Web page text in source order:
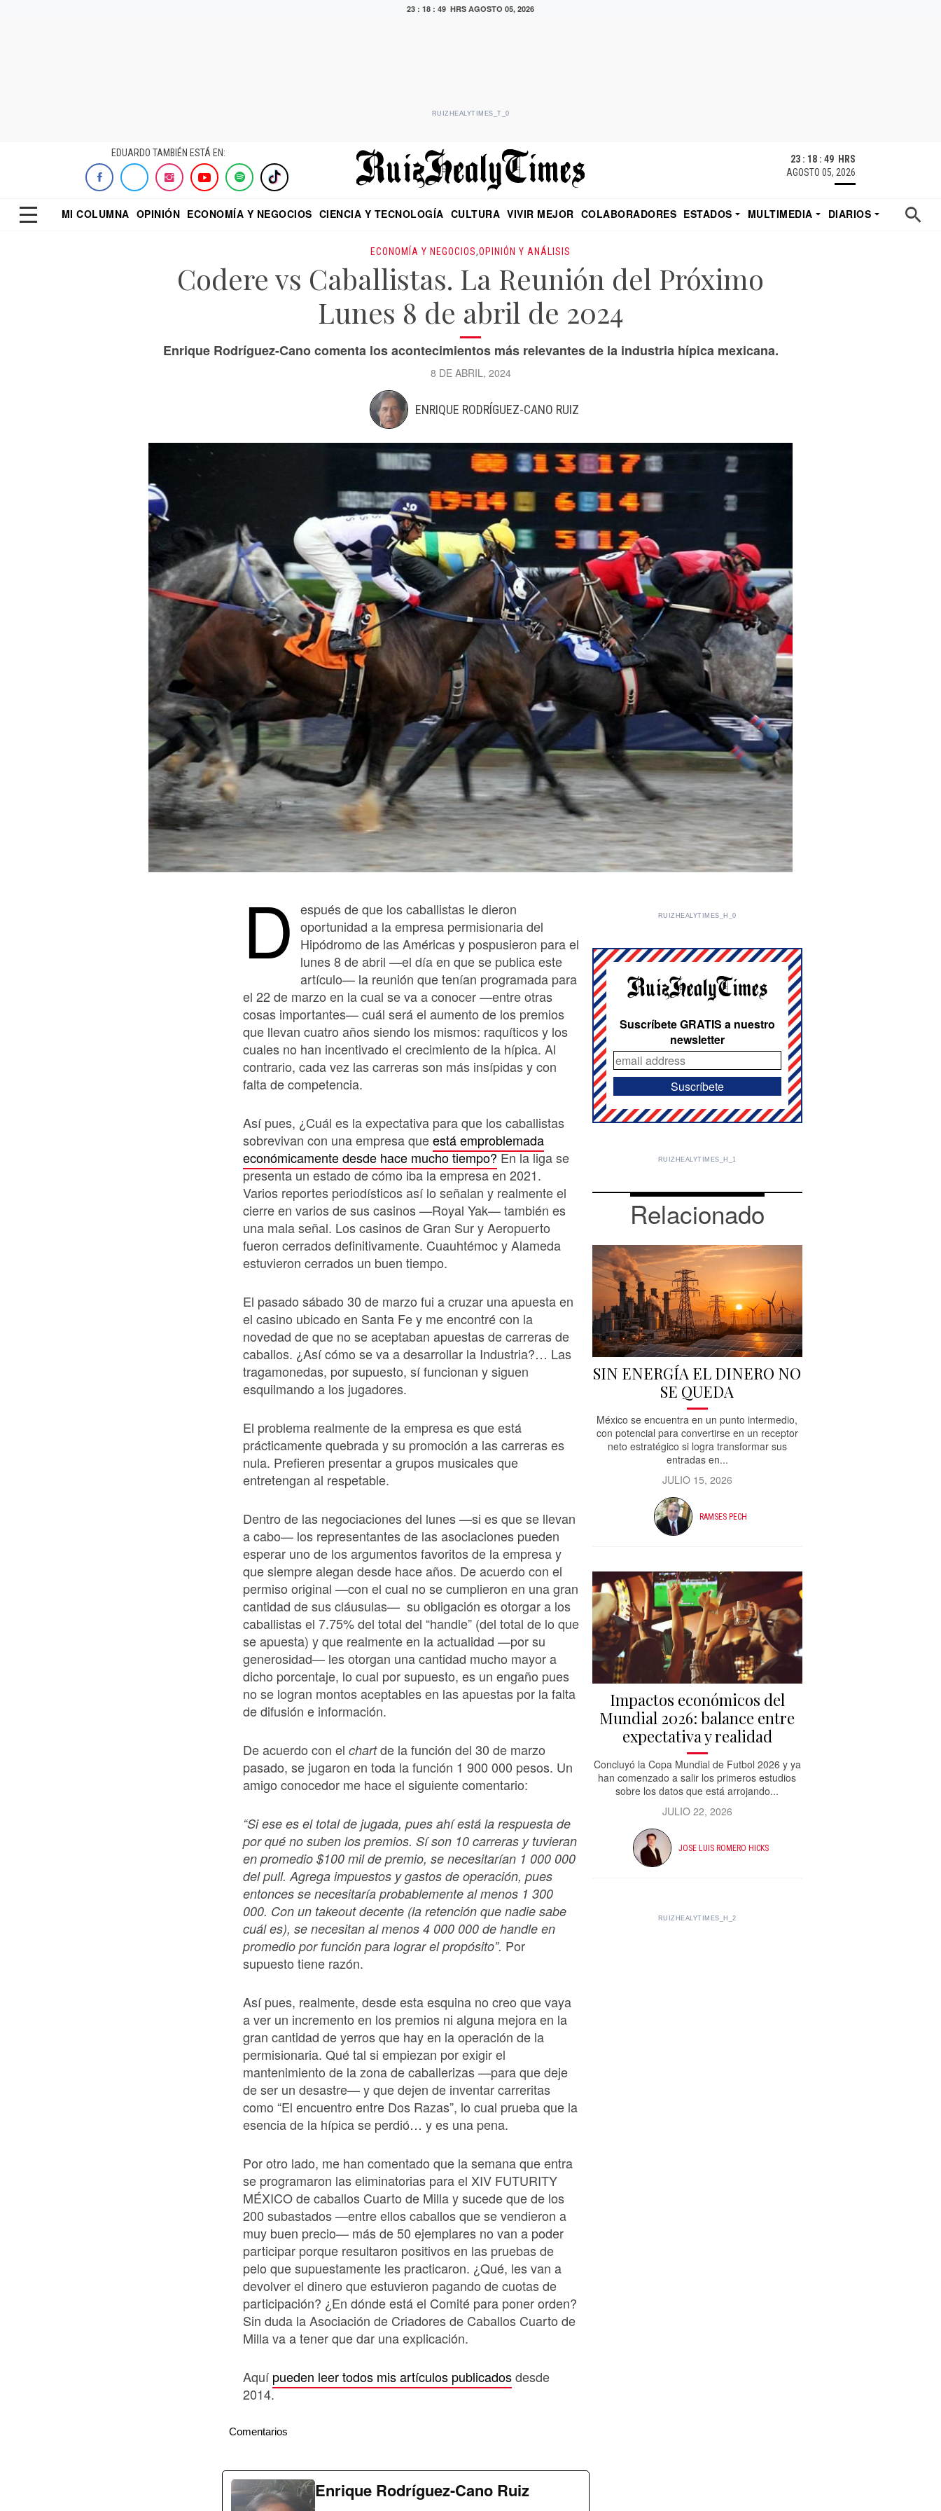
23 : 18 : 51 HRS AGOSTO 05, 2026
RUIZHEALYTIMES_T_0
EDUARDO TAMBIÉN ESTÁ EN:
23 : 18 : 51 HRS
AGOSTO 05, 2026
MI COLUMNA OPINIÓN ECONOMÍA Y NEGOCIOS CIENCIA Y TECNOLOGÍA CULTURA VIVIR MEJOR COLABORADORES ESTADOS MULTIMEDIA
DIARIOS
ECONOMÍA Y NEGOCIOS,OPINIÓN Y ANÁLISIS
Codere vs Caballistas. La Reunión del Próximo
Lunes 8 de abril de 2024
Enrique Rodríguez-Cano comenta los acontecimientos más relevantes de la industria hípica mexicana.
8 DE ABRIL, 2024
ENRIQUE RODRÍGUEZ-CANO RUIZ
D espués de que los caballistas le dieron
oportunidad a la empresa permisionaria del
Hipódromo de las Américas y pospusieron para el
lunes 8 de abril —el día en que se publica este
artículo— la reunión que tenían programada para
el 22 de marzo en la cual se va a conocer —entre otras
cosas importantes— cuál será el aumento de los premios
que llevan cuatro años siendo los mismos: raquíticos y los
cuales no han incentivado el crecimiento de la hípica. Al
contrario, cada vez las carreras son más insípidas y con
falta de competencia.
Así pues, ¿Cuál es la expectativa para que los caballistas
sobrevivan con una empresa queestá emproblemada
económicamente desde hace mucho tiempo?En la liga se
presenta un estado de cómo iba la empresa en 2021.
Varios reportes periodísticos así lo señalan y realmente el
cierre en varios de sus casinos —Royal Yak— también es
una mala señal. Los casinos de Gran Sur y Aeropuerto
fueron cerrados definitivamente. Cuauhtémoc y Alameda
estuvieron cerrados un buen tiempo.
El pasado sábado 30 de marzo fui a cruzar una apuesta en
el casino ubicado en Santa Fe y me encontré con la
novedad de que no se aceptaban apuestas de carreras de
caballos. ¿Así cómo se va a desarrollar la Industria?… Las
tragamonedas, por supuesto, sí funcionan y siguen
esquilmando a los jugadores.
El problema realmente de la empresa es que está
prácticamente quebrada y su promoción a las carreras es
nula. Prefieren presentar a grupos musicales que
entretengan al respetable.
Dentro de las negociaciones del lunes —si es que se llevan
a cabo— los representantes de las asociaciones pueden
esperar uno de los argumentos favoritos de la empresa y
que siempre alegan desde hace años. De acuerdo con el
permiso original —con el cual no se cumplieron en una gran
cantidad de sus cláusulas— su obligación es otorgar a los
caballistas el 7.75% del total del “handle” (del total de lo que
se apuesta) y que realmente en la actualidad —por su
generosidad— les otorgan una cantidad mucho mayor a
dicho porcentaje, lo cual por supuesto, es un engaño pues
no se logran montos aceptables en las apuestas por la falta
de difusión e información.
De acuerdo con el chartde la función del 30 de marzo
pasado, se jugaron en toda la función 1 900 000 pesos. Un
amigo conocedor me hace el siguiente comentario:
“Si ese es el total de jugada, pues ahí está la respuesta de
por qué no suben los premios. Sí son 10 carreras y tuvieran
en promedio $100 mil de premio, se necesitarían 1 000 000
del pull. Agrega impuestos y gastos de operación, pues
entonces se necesitaría probablemente al menos 1 300
000. Con un takeout decente (la retención que nadie sabe
cuál es), se necesitan al menos 4 000 000 de handle en
promedio por función para lograr el propósito”. Por
supuesto tiene razón.
Así pues, realmente, desde esta esquina no creo que vaya
a ver un incremento en los premios ni alguna mejora en la
gran cantidad de yerros que hay en la operación de la
permisionaria. Qué tal si empiezan por exigir el
mantenimiento de la zona de caballerizas —para que deje
de ser un desastre— y que dejen de inventar carreritas
como “El encuentro entre Dos Razas”, lo cual prueba que la
esencia de la hípica se perdió… y es una pena.
Por otro lado, me han comentado que la semana que entra
se programaron las eliminatorias para el XIV FUTURITY
MÉXICO de caballos Cuarto de Milla y sucede que de los
200 subastados —entre ellos caballos que se vendieron a
muy buen precio— más de 50 ejemplares no van a poder
participar porque resultaron positivos en las pruebas de
pelo que supuestamente les practicaron. ¿Qué, les van a
devolver el dinero que estuvieron pagando de cuotas de
participación? ¿En dónde está el Comité para poner orden?
Sin duda la Asociación de Criadores de Caballos Cuarto de
Milla va a tener que dar una explicación.
Aquípueden leer todos mis artículos publicadosdesde
2014.
Comentarios
Enrique Rodríguez-Cano Ruiz
RUIZHEALYTIMES_H_0
Suscríbete GRATIS a nuestro
newsletter
RUIZHEALYTIMES_H_1
Relacionado
SIN ENERGÍA EL DINERO NO
SE QUEDA
México se encuentra en un punto intermedio,
con potencial para convertirse en un receptor
neto estratégico si logra transformar sus
entradas en...
JULIO 15, 2026
RAMSES PECH
Impactos económicos del
Mundial 2026: balance entre
expectativa y realidad
Concluyó la Copa Mundial de Futbol 2026 y ya
han comenzado a salir los primeros estudios
sobre los datos que está arrojando...
JULIO 22, 2026
JOSE LUIS ROMERO HICKS
RUIZHEALYTIMES_H_2